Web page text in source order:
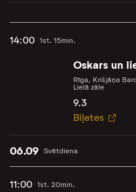
14:00 1st. 15min.
Oskars un
Rīga, Krišjāņa
Lielā zāle
9.3
Biļetes
Svētdiena
06.09
11:00 1st. 20min.